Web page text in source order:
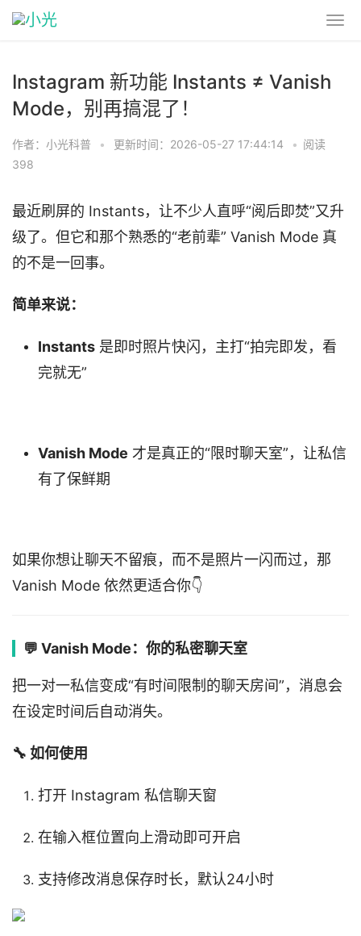
Instagram 新功能 Instants ≠ Vanish
Mode，别再搞混了！
作者：小光科普 • 更新时间：2026-05-27 17:44:14 • 阅读
398
最近刷屏的 Instants，让不少人直呼“阅后即焚”又升
级了。但它和那个熟悉的“老前辈” Vanish Mode 真
的不是一回事。
简单来说：
Instants是即时照片快闪，主打“拍完即发，看
完就无”
Vanish Mode 才是真正的“限时聊天室”，让私信
有了保鲜期
如果你想让聊天不留痕，而不是照片一闪而过，那
Vanish Mode 依然更适合你👇
💬 Vanish Mode：你的私密聊天室
把一对一私信变成“有时间限制的聊天房间”，消息会
在设定时间后自动消失。
🔧 如何使用
打开 Instagram 私信聊天窗
在输入框位置向上滑动即可开启
支持修改消息保存时长，默认24小时